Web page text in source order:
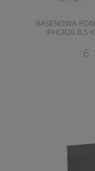
BASENOWA
IPHCR20 8,5
6